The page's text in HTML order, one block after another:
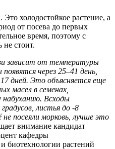
холодостойкое растение, а
от посева до первых
время, поэтому с
не стоит.
зависит от температуры
через 25–41 день,
дней. Это объясняется еще
масел в семенах,
Всходы
листья до -8
посеяли морковь, лучше это
внимание кандидат
кафедры
биотехнологии растений